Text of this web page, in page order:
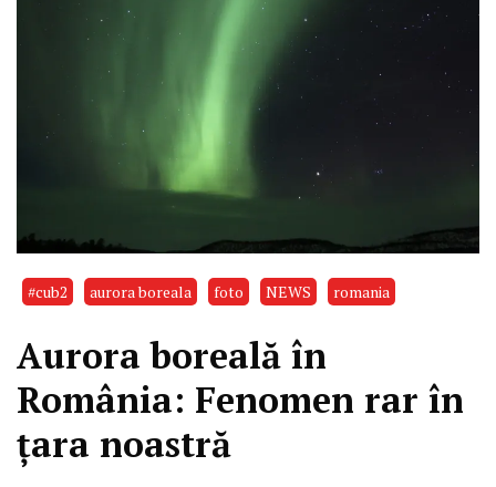
#cub2 aurora boreala foto NEWS romania
Aurora boreală în
România: Fenomen rar în
țara noastră